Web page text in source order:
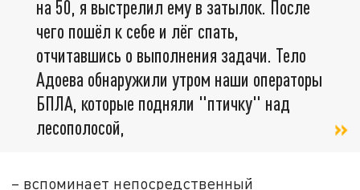
на 50, я выстрелил ему в затылок. После
чего пошёл к себе и лёг спать,
отчитавшись о выполнения задачи. Тело
Адоева обнаружили утром наши операторы
БПЛА, которые подняли "птичку" над
лесополосой,
– вспоминает непосредственный